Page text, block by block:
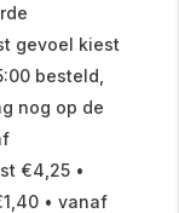
gevoel kiest
besteld,
nog op de
€4,25 •
• vanaf